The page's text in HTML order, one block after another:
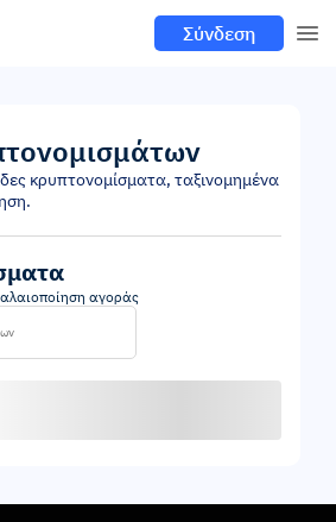
Σύνδεση
κρυπτονομίσματα, ταξινομημένα
αγοράς